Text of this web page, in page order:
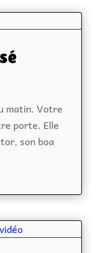
matin. Votre
porte. Elle
son boa